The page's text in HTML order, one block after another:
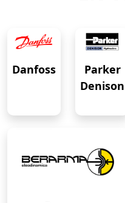
Danfoss
Parker
Denison